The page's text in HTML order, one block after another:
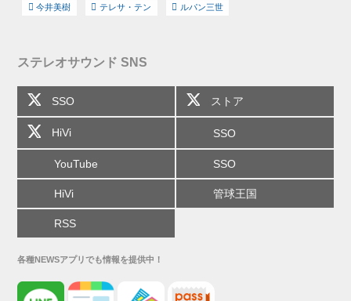
今井美樹 テレサ・テン ルパン三世
ステレオサウンド SNS
SSO ストア
HiVi SSO
YouTube SSO
HiVi 管球王国
RSS
各種NEWSアプリでも情報を提供中！